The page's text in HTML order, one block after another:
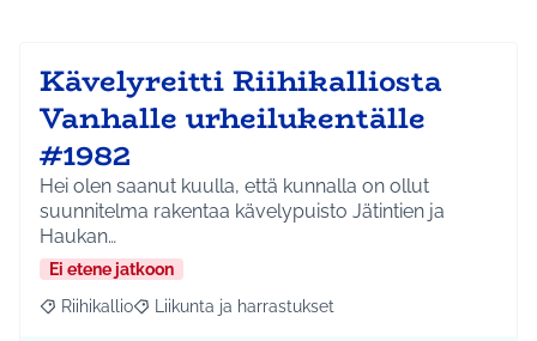
Kävelyreitti Riihikalliosta
Vanhalle urheilukentälle
#1982
Hei olen saanut kuulla, että kunnalla on ollut
suunnitelma rakentaa kävelypuisto Jätintien ja
Haukan…
Ei etene jatkoon
Rajaa tulokset aihepiirin mukaan: Riihikallio
Riihikallio Rajaa tulokset teeman mukaan: Liikunta ja
Liikunta ja harrastukset